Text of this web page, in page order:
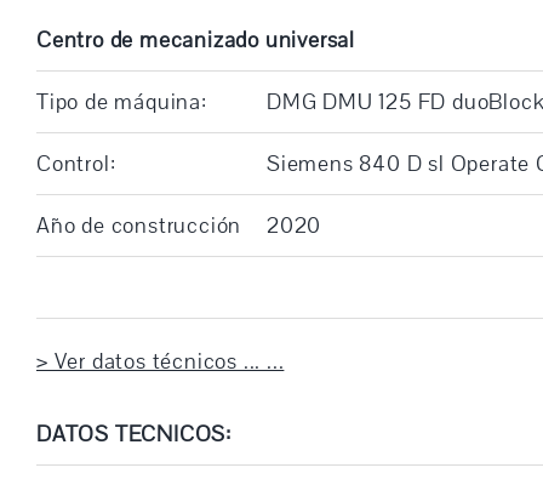
Centro de mecanizado universal
Tipo de máquina: DMG DMU 125 FD
Control: Siemens 840 D sl Operate
Año de construcción 2020
> Ver datos técnicos ... ...
DATOS TECNICOS: